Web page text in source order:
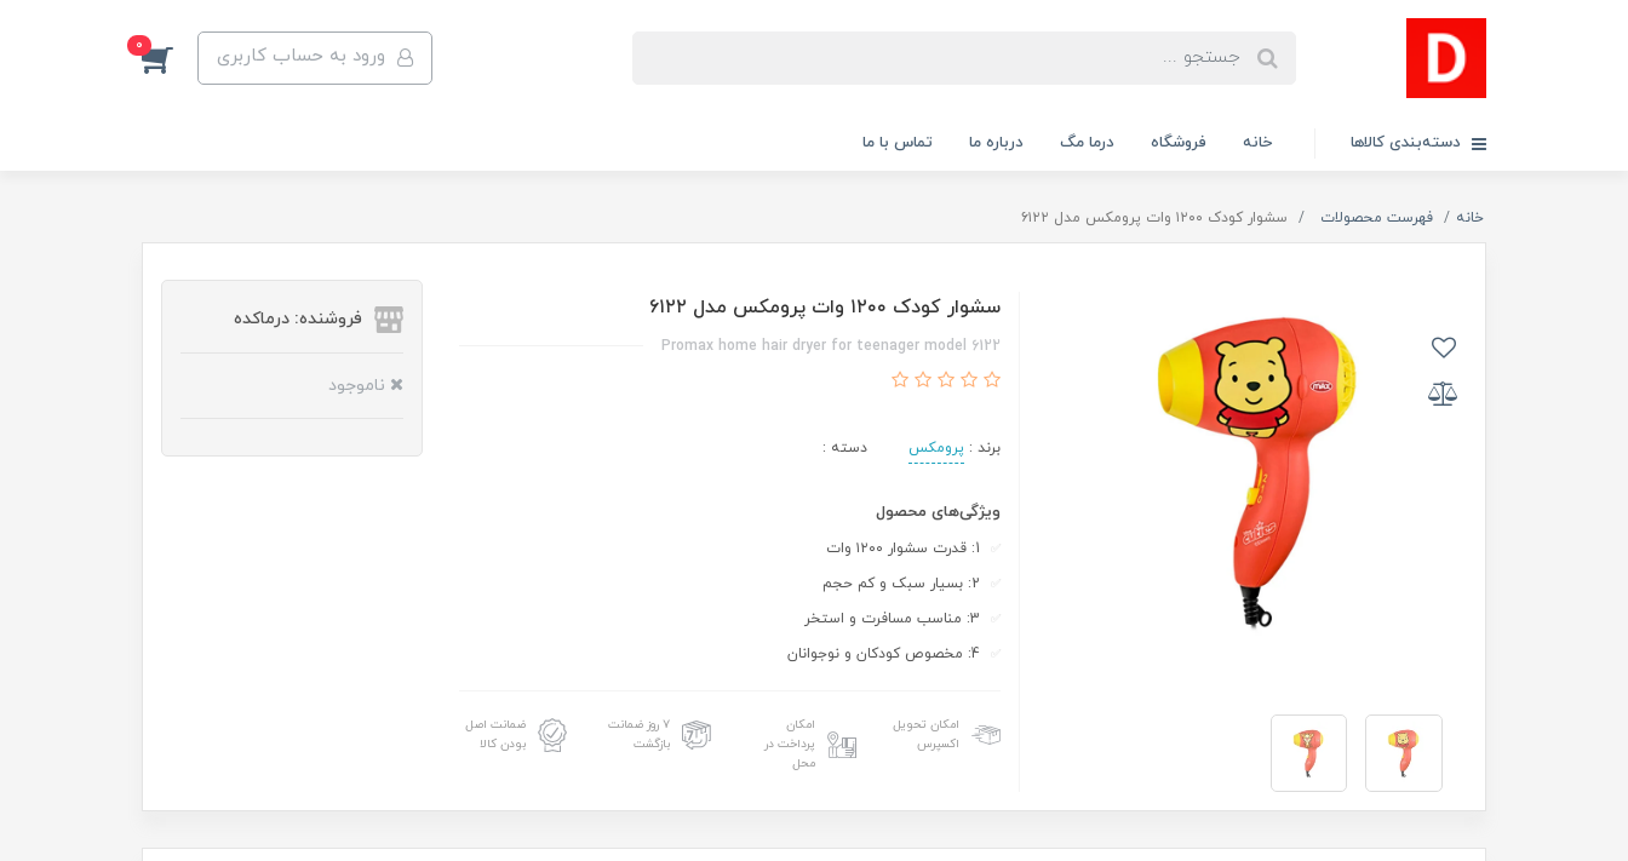
ورود به حساب کاربری 0
دسته‌بندی کالاها خانه فروشگاه درما مگ درباره ما تماس با ما
خانه فهرست محصولات سشوار کودک ۱۲۰۰ وات پرومکس مدل ۶۱۲۲
سشوار کودک ۱۲۰۰ وات پرومکس مدل ۶۱۲۲
Promax home hair dryer for teenager model 6122
برند : پرومکس دسته :
ویژگی‌های محصول
امکان تحویل
اکسپرس
امکان
پرداخت در
محل
۷ روز ضمانت
بازگشت
ضمانت اصل
بودن کالا
فروشنده: درماکده
ناموجود